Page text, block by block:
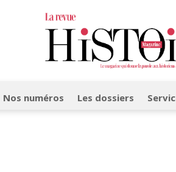
Nos numéros Les dossiers